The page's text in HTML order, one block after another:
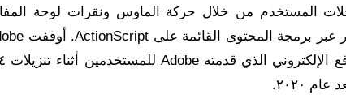
المستخدم من خلال حركة الماوس ونقرات لوحة
٢٠٢٠.